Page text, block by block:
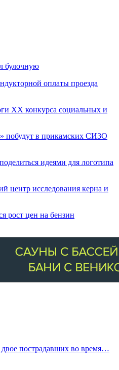
булочную
оплаты проезда
XX конкурса социальных и
побудут в прикамских СИЗО
идеями для логотипа
центр исследования керна и
рост цен на бензин
пострадавших во время…